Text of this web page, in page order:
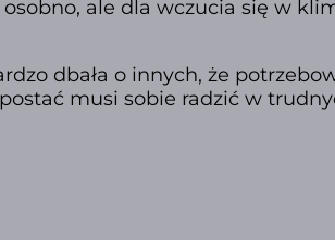
ale dla wczucia się w
dbała o innych, że
postać musi sobie radzić w